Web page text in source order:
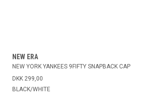
NEW ERA
NEW YORK YANKEES 9FIFTY SNAPBACK CAP
DKK 299,00
BLACK/WHITE